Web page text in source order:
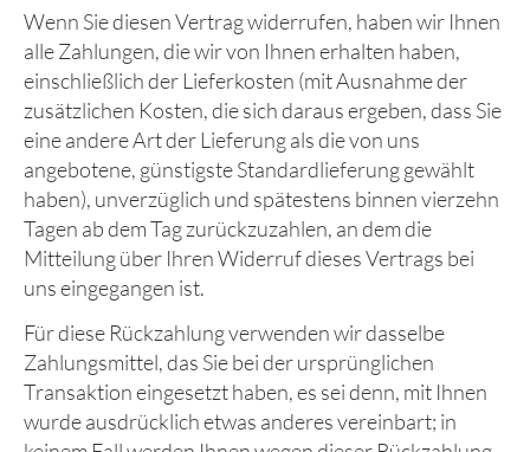
Wenn Sie diesen Vertrag widerrufen, haben wir Ihnen
alle Zahlungen, die wir von Ihnen erhalten haben,
einschließlich der Lieferkosten (mit Ausnahme der
zusätzlichen Kosten, die sich daraus ergeben, dass Sie
eine andere Art der Lieferung als die von uns
angebotene, günstigste Standardlieferung gewählt
haben), unverzüglich und spätestens binnen vierzehn
Tagen ab dem Tag zurückzuzahlen, an dem die
Mitteilung über Ihren Widerruf dieses Vertrags bei
uns eingegangen ist.
Für diese Rückzahlung verwenden wir dasselbe
Zahlungsmittel, das Sie bei der ursprünglichen
Transaktion eingesetzt haben, es sei denn, mit Ihnen
wurde ausdrücklich etwas anderes vereinbart; in